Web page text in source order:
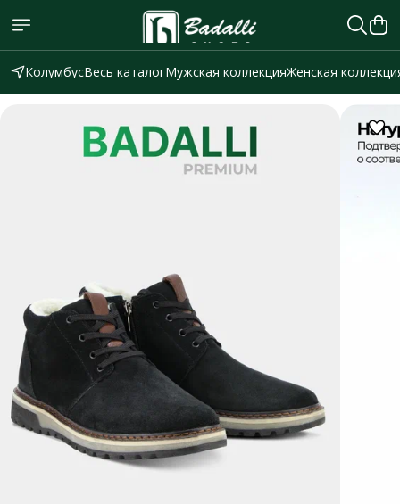
КолумбусВесь каталогМужская коллекцияЖенская